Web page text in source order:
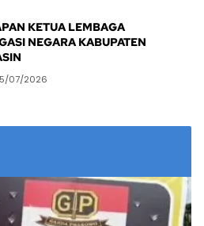
KETUA LEMBAGA
NEGARA KABUPATEN
07/2026